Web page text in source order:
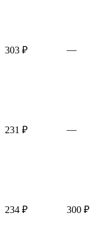
303 ₽ —
231 ₽ —
234 ₽ 300 ₽